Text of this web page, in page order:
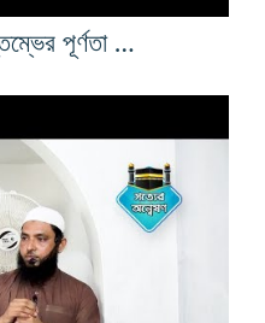
ইসলামের ৫ টি ইস্তম্ভের পূর্ণতা দান কারীর মর্যাদা